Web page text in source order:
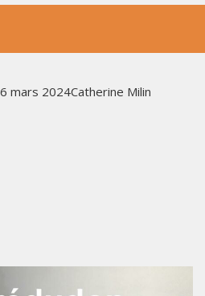
6 mars 2024Catherine Milin